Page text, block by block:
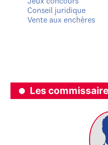
Conseil juridique
Vente aux enchères
Les